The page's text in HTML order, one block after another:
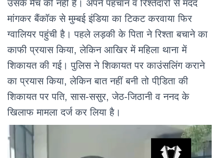
उसके मैच की नहीं है। अपने पहचान व रिश्तेदारों से मदद
मांगकर बैंकॉक से मुम्बई इंडिया का टिकट करवाया फिर
ग्वालियर पहुंची है। पहले लड़की के पिता ने रिश्ता बचाने का
काफी प्रयास किया, लेकिन आखिर में महिला थाना में
शिकायत की गई। पुलिस ने शिकायत पर काउंसलिंग कराने
का प्रयास किया, लेकिन बात नहीं बनी तो पीडि़ता की
शिकायत पर पति, सास-ससुर, जेठ-जिठानी व ननद के
खिलाफ मामला दर्ज कर लिया है।